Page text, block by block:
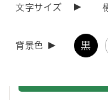
文字サイズ
背景色 黒
（申請書類の受理
応）」について